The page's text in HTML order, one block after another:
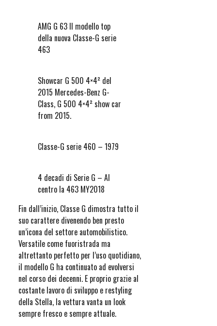
AMG G 63 Il modello top
della nuova Classe-G serie
463
Showcar G 500 4×4² del
2015 Mercedes-Benz G-
Class, G 500 4×4² show car
from 2015.
Classe-G serie 460 – 1979
4 decadi di Serie G – Al
centro la 463 MY2018
Fin dall’inizio, Classe G dimostra tutto il
suo carattere divenendo ben presto
un’icona del settore automobilistico.
Versatile come fuoristrada ma
altrettanto perfetto per l’uso quotidiano,
il modello G ha continuato ad evolversi
nel corso dei decenni. E proprio grazie al
costante lavoro di sviluppo e restyling
della Stella, la vettura vanta un look
sempre fresco e sempre attuale.